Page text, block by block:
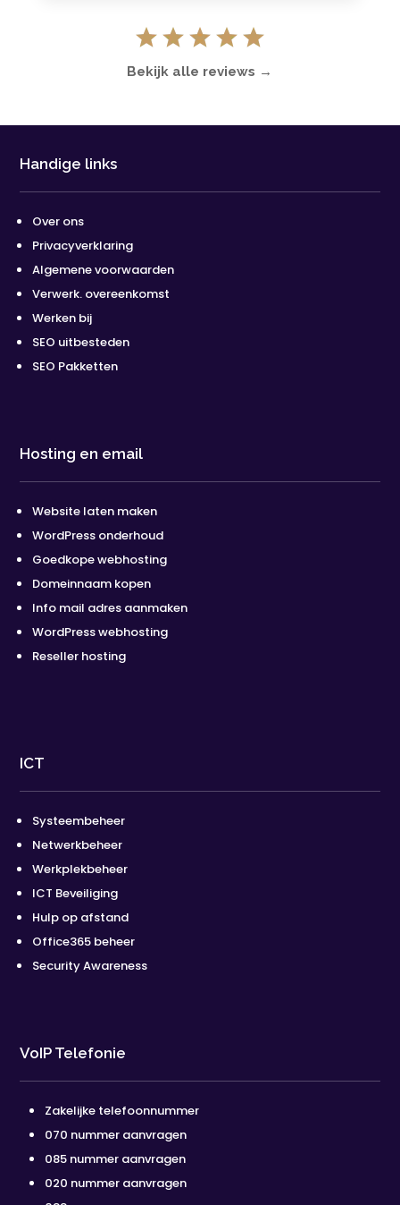
Bekijk alle reviews →
Handige links
Over ons
Privacyverklaring
Algemene voorwaarden
Verwerk. overeenkomst
Werken bij
SEO uitbesteden
SEO Pakketten
Hosting en email
Website laten maken
WordPress onderhoud
Goedkope webhosting
Domeinnaam kopen
Info mail adres aanmaken
WordPress webhosting
Reseller hosting
ICT
Systeembeheer
Netwerkbeheer
Werkplekbeheer
ICT Beveiliging
Hulp op afstand
Office365 beheer
Security Awareness
VoIP Telefonie
Zakelijke telefoonnummer
070 nummer aanvragen
085 nummer aanvragen
020 nummer aanvragen